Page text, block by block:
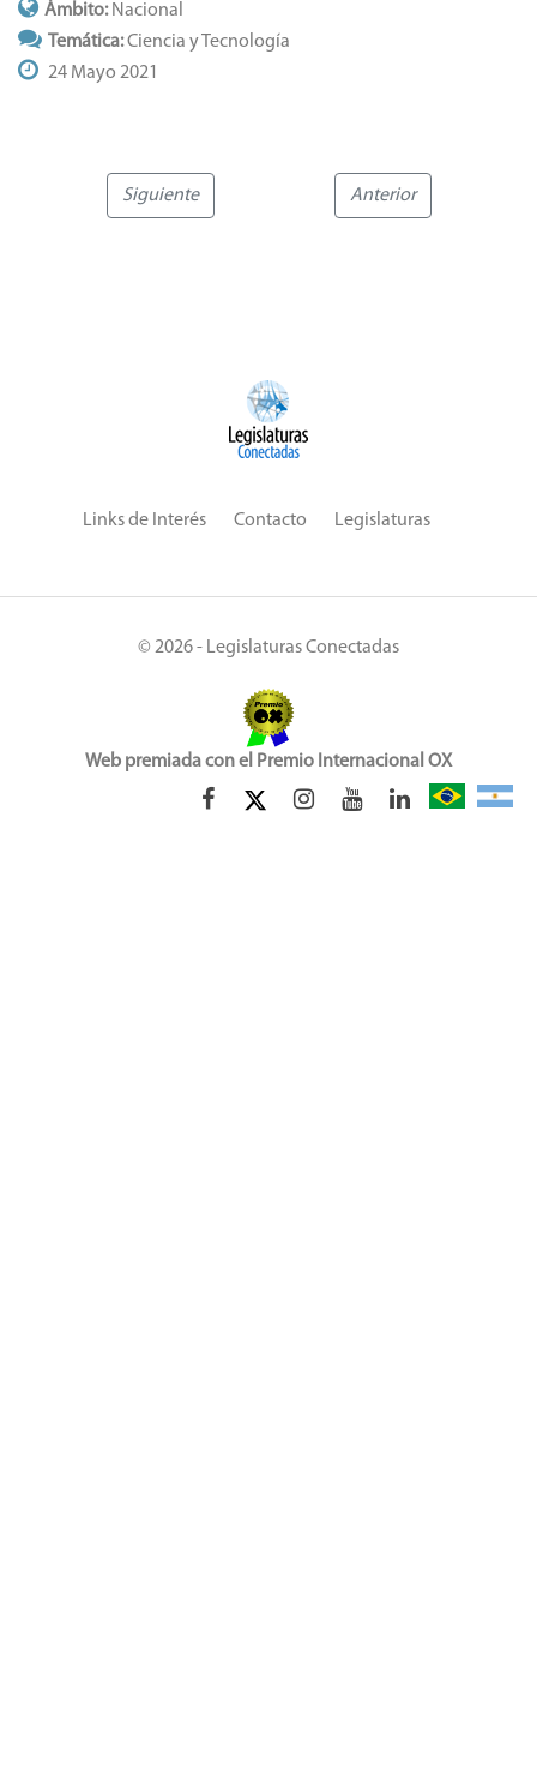
Ámbito:Nacional
Temática:Ciencia y Tecnología
24 Mayo 2021
Siguiente Anterior
Links de Interés Contacto Legislaturas
© 2026 - Legislaturas Conectadas
Web premiada con el Premio Internacional OX